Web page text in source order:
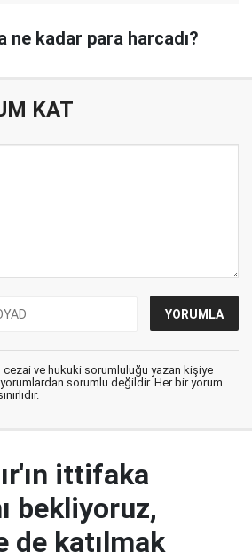
ne kadar para harcadı?
KAT
cezai ve hukuki sorumluluğu yazan kişiye
sorumlu değildir. Her bir yorum
ittifaka
bekliyoruz,
de katılmak